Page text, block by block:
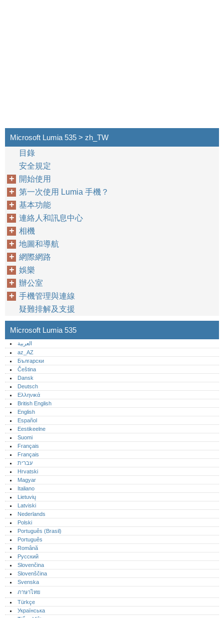
Microsoft Lumia 535 > zh_TW
目錄
安全規定
開始使用
第一次使用 Lumia 手機？
基本功能
連絡人和訊息中心
相機
地圖和導航
網際網路
娛樂
辦公室
手機管理與連線
疑難排解及支援
Microsoft Lumia 535
العربية
az_AZ
Български
Čeština
Dansk
Deutsch
Ελληνικά
British English
English
Español
Eestikeelne
Suomi
Français
Français
עברית
Hrvatski
Magyar
Italiano
Lietuvių
Latviski
Nederlands
Polski
Português (Brasil)
Português‎
Română
Русский
Slovenčina
Slovenščina
Svenska
ภาษาไทย
Türkçe
Українська